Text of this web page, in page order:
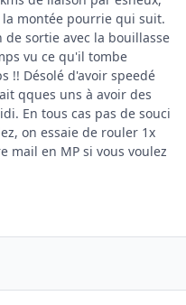
montée pourrie qui suit.
sortie avec la bouillasse
vu ce qu'il tombe
!! Désolé d'avoir speedé
qques uns à avoir des
En tous cas pas de souci
on essaie de rouler 1x
mail en MP si vous voulez